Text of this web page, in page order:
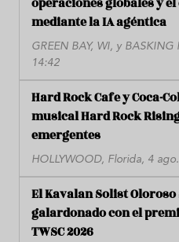
mediante la IA agéntica
GREEN BAY, WI, y
14:42
Hard Rock Cafe y Coca-
musical Hard Rock
emergentes
HOLLYWOOD, Florida, 4
El Kavalan Solist
galardonado con el
TWSC 2026